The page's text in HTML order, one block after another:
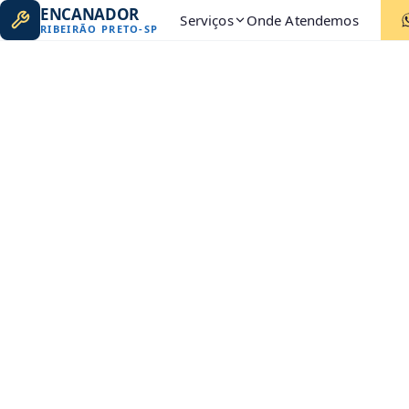
ENCANADOR
RIBEIRÃO PRETO-SP Serviços Onde Atendemos